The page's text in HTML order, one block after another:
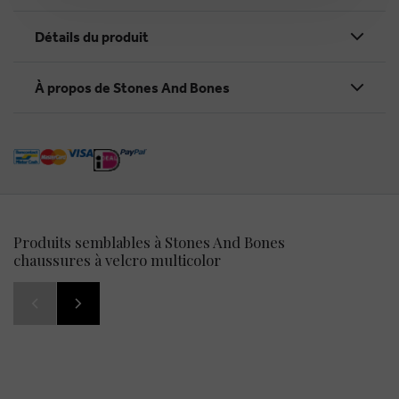
Détails du produit
À propos de Stones And Bones
Produits semblables à Stones And Bones
chaussures à velcro multicolor